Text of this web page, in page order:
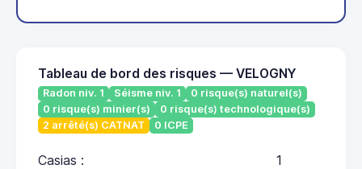
Tableau de bord des risques — VELOGNY
Radon niv. 1 Séisme niv. 1
0 risque(s) naturel(s)
0 risque(s) minier(s)
0 risque(s) technologique(s)
2 arrêté(s) CATNAT
0 ICPE
Casias : 1